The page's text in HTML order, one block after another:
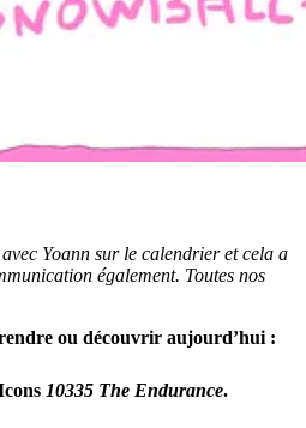
Yoann sur le calendrier et cela a
également. Toutes nos
ou découvrir aujourd’hui :
10335 The Endurance.